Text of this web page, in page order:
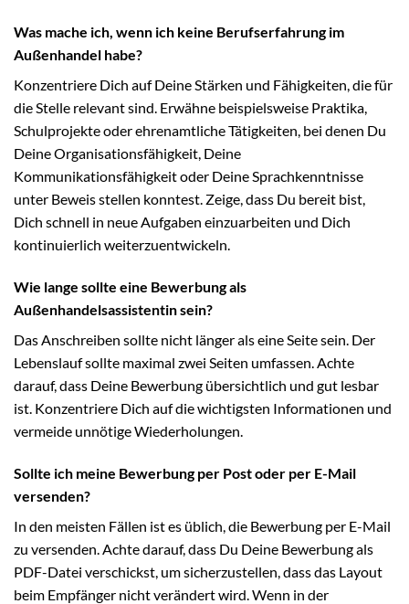
Was mache ich, wenn ich keine Berufserfahrung im
Außenhandel habe?
Konzentriere Dich auf Deine Stärken und Fähigkeiten, die für
die Stelle relevant sind. Erwähne beispielsweise Praktika,
Schulprojekte oder ehrenamtliche Tätigkeiten, bei denen Du
Deine Organisationsfähigkeit, Deine
Kommunikationsfähigkeit oder Deine Sprachkenntnisse
unter Beweis stellen konntest. Zeige, dass Du bereit bist,
Dich schnell in neue Aufgaben einzuarbeiten und Dich
kontinuierlich weiterzuentwickeln.
Wie lange sollte eine Bewerbung als
Außenhandelsassistentin sein?
Das Anschreiben sollte nicht länger als eine Seite sein. Der
Lebenslauf sollte maximal zwei Seiten umfassen. Achte
darauf, dass Deine Bewerbung übersichtlich und gut lesbar
ist. Konzentriere Dich auf die wichtigsten Informationen und
vermeide unnötige Wiederholungen.
Sollte ich meine Bewerbung per Post oder per E-Mail
versenden?
In den meisten Fällen ist es üblich, die Bewerbung per E-Mail
zu versenden. Achte darauf, dass Du Deine Bewerbung als
PDF-Datei verschickst, um sicherzustellen, dass das Layout
beim Empfänger nicht verändert wird. Wenn in der